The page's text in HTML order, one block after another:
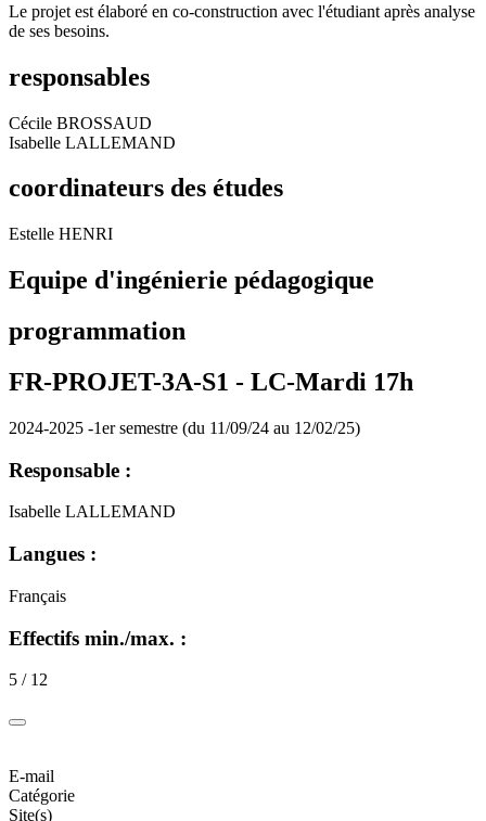
Le projet est élaboré en co-construction avec l'étudiant après analyse
de ses besoins.
responsables
Cécile BROSSAUD
Isabelle LALLEMAND
coordinateurs des études
Estelle HENRI
Equipe d'ingénierie pédagogique
programmation
FR-PROJET-3A-S1 - LC-Mardi 17h
2024-2025 -1er semestre (du 11/09/24 au 12/02/25)
Responsable :
Isabelle LALLEMAND
Langues :
Français
Effectifs min./max. :
5 / 12
E-mail
Catégorie
Site(s)